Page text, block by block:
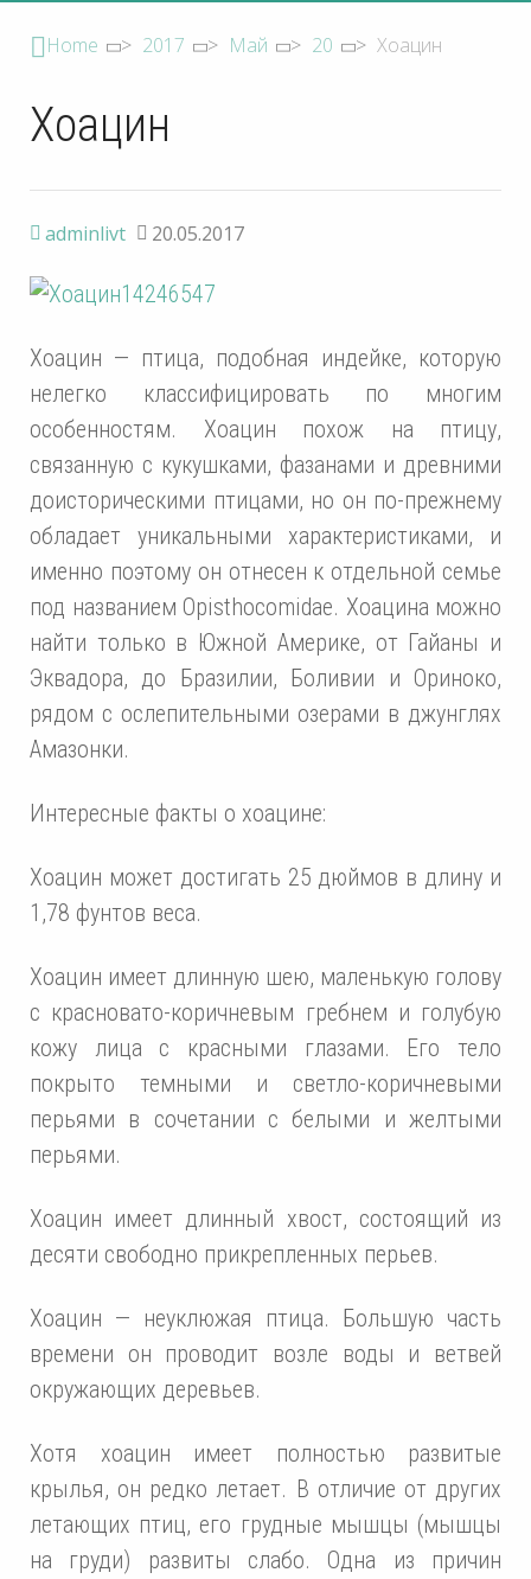
Home > 2017 > Май > 20 > Хоацин
Хоацин
adminlivt 20.05.2017
Хоацин — птица, подобная индейке, которую
нелегко классифицировать по многим
особенностям. Хоацин похож на птицу,
связанную с кукушками, фазанами и древними
доисторическими птицами, но он по-прежнему
обладает уникальными характеристиками, и
именно поэтому он отнесен к отдельной семье
под названием Opisthocomidae. Хоацина можно
найти только в Южной Америке, от Гайаны и
Эквадора, до Бразилии, Боливии и Ориноко,
рядом с ослепительными озерами в джунглях
Амазонки.
Интересные факты о хоацине:
Хоацин может достигать 25 дюймов в длину и
1,78 фунтов веса.
Хоацин имеет длинную шею, маленькую голову
с красновато-коричневым гребнем и голубую
кожу лица с красными глазами. Его тело
покрыто темными и светло-коричневыми
перьями в сочетании с белыми и желтыми
перьями.
Хоацин имеет длинный хвост, состоящий из
десяти свободно прикрепленных перьев.
Хоацин — неуклюжая птица. Большую часть
времени он проводит возле воды и ветвей
окружающих деревьев.
Хотя хоацин имеет полностью развитые
крылья, он редко летает. В отличие от других
летающих птиц, его грудные мышцы (мышцы
на груди) развиты слабо. Одна из причин